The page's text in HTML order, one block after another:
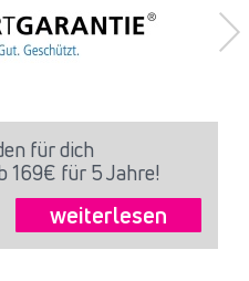
für dich
169€ für 5 Jahre!
weiterlesen